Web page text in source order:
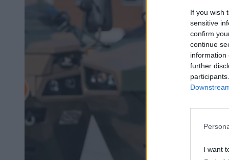
If you wish
sensitive
confirm
continue
information
further
I want